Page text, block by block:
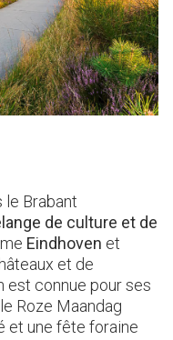
le Brabant
de culture et de
Eindhoven et
et de
est connue pour ses
Roze Maandag
et une fête foraine